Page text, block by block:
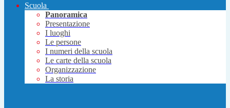
Scuola
Panoramica
Presentazione
I luoghi
Le persone
I numeri della scuola
Le carte della scuola
Organizzazione
La storia